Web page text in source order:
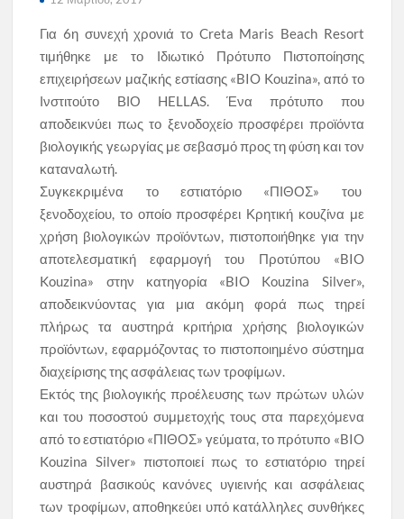
Για 6η συνεχή χρονιά το Creta Maris Beach Resort
τιμήθηκε με το Ιδιωτικό Πρότυπο Πιστοποίησης
επιχειρήσεων μαζικής εστίασης «BIO Kouzina», από το
Ινστιτούτο ΒΙΟ HELLAS. Ένα πρότυπο που
αποδεικνύει πως το ξενοδοχείο προσφέρει προϊόντα
βιολογικής γεωργίας με σεβασμό προς τη φύση και τον
καταναλωτή.
Συγκεκριμένα το εστιατόριο «ΠΙΘΟΣ» του
ξενοδοχείου, το οποίο προσφέρει Κρητική κουζίνα με
χρήση βιολογικών προϊόντων, πιστοποιήθηκε για την
αποτελεσματική εφαρμογή του Προτύπου «BIO
Kouzina» στην κατηγορία «BIO Kouzina Silver»,
αποδεικνύοντας για μια ακόμη φορά πως τηρεί
πλήρως τα αυστηρά κριτήρια χρήσης βιολογικών
προϊόντων, εφαρμόζοντας το πιστοποιημένο σύστημα
διαχείρισης της ασφάλειας των τροφίμων.
Εκτός της βιολογικής προέλευσης των πρώτων υλών
και του ποσοστού συμμετοχής τους στα παρεχόμενα
από το εστιατόριο «ΠΙΘΟΣ» γεύματα, το πρότυπο «BIO
Kouzina Silver» πιστοποιεί πως το εστιατόριο τηρεί
αυστηρά βασικούς κανόνες υγιεινής και ασφάλειας
των τροφίμων, αποθηκεύει υπό κατάλληλες συνθήκες